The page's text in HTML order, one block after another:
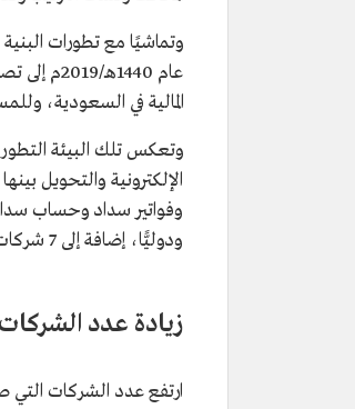
وتماشيًا مع تطورات
المالية في السعودية،
وتعكس تلك البيئة التطور
ودوليًّا، إضافة إلى 7 شركات لتقديم عدة خدمات في مجال المدفوعات الرقمية.
زيادة عدد الشركات